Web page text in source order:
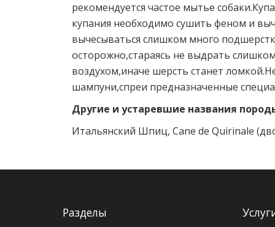
рекомендуется частое мытье
купания необходимо сушить феном и
вычесываться слишком много
осторожно,стараясь не выдрать
воздухом,иначе шерсть станет
шампуни,спреи предназначенные
Другие и устаревшие названия
Итальянский Шпиц, Cane de Quirinale
Разделы